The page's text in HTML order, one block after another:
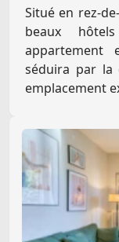
Situé en rez-
beaux
appartement
séduira par la
emplacement